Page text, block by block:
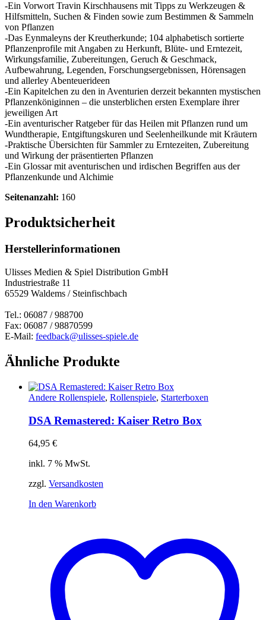
-Ein Vorwort Travin Kirschhausens mit Tipps zu Werkzeugen &
Hilfsmitteln, Suchen & Finden sowie zum Bestimmen & Sammeln
von Pflanzen
-Das Eynmaleyns der Kreutherkunde; 104 alphabetisch sortierte
Pflanzenprofile mit Angaben zu Herkunft, Blüte- und Erntezeit,
Wirkungsfamilie, Zubereitungen, Geruch & Geschmack,
Aufbewahrung, Legenden, Forschungsergebnissen, Hörensagen
und allerley Abenteuerideen
-Ein Kapitelchen zu den in Aventurien derzeit bekannten mystischen
Pflanzenköniginnen – die unsterblichen ersten Exemplare ihrer
jeweiligen Art
-Ein aventurischer Ratgeber für das Heilen mit Pflanzen rund um
Wundtherapie, Entgiftungskuren und Seelenheilkunde mit Kräutern
-Praktische Übersichten für Sammler zu Erntezeiten, Zubereitung
und Wirkung der präsentierten Pflanzen
-Ein Glossar mit aventurischen und irdischen Begriffen aus der
Pflanzenkunde und Alchimie
Seitenanzahl: 160
Produktsicherheit
Herstellerinformationen
Ulisses Medien & Spiel Distribution GmbH
Industriestraße 11
65529 Waldems / Steinfischbach
Tel.: 06087 / 988700
Fax: 06087 / 98870599
E-Mail: feedback@ulisses-spiele.de
Ähnliche Produkte
Andere Rollenspiele, Rollenspiele, Starterboxen
DSA Remastered: Kaiser Retro Box
64,95 €
inkl. 7 % MwSt.
zzgl. Versandkosten
In den Warenkorb